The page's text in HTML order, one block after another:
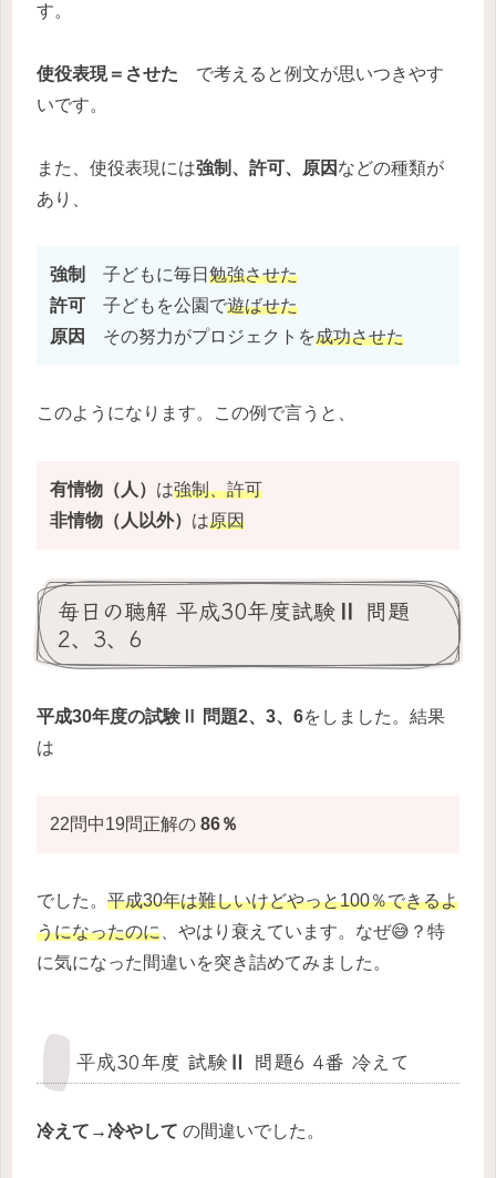
す。
使役表現＝させた で考えると例文が思いつきやす
いです。
また、使役表現には強制、許可、原因 などの種類が
あり、
強制 子どもに毎日 勉強させた
許可 子どもを公園で遊ばせた
原因
その努力がプロジェクトを成功させた
このようになります。この例で言うと、
有情物（人） は強制、許可
非情物（人以外） は原因
毎日の聴解 平成30年度試験Ⅱ 問題
2、3、6
平成30年度の試験Ⅱ 問題2、3、6をしました。結果
は
22問中19問正解の 86％
でした。 平成30年は難しいけどやっと100％できるよ
うになったのに 、やはり衰えています。なぜ😅？特
に気になった間違いを突き詰めてみました。
平成30年度 試験Ⅱ 問題6 4番 冷えて
冷えて→冷やして の間違いでした。